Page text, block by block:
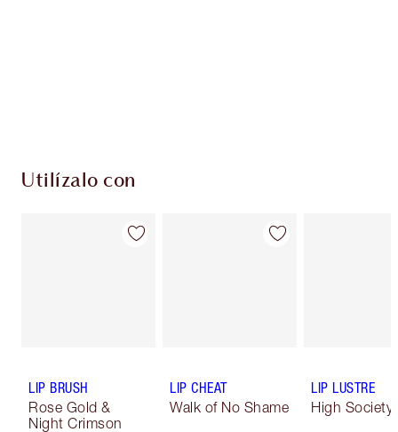
Utilízalo con
LIP BRUSH
Rose Gold &
Night Crimson
LIP CHEAT
Walk of No Shame
LIP LUSTRE
High Society